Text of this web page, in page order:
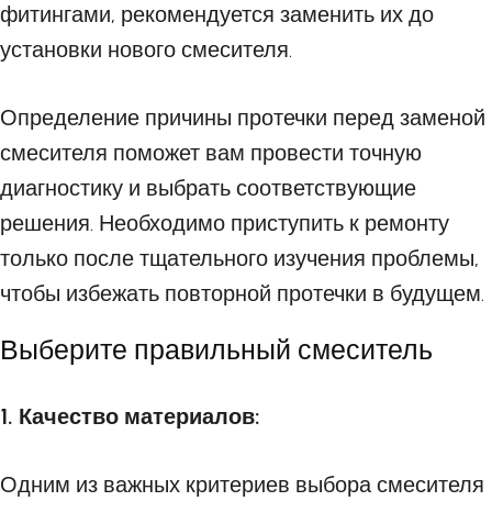
фитингами, рекомендуется заменить их до
установки нового смесителя.
Определение причины протечки перед заменой
смесителя поможет вам провести точную
диагностику и выбрать соответствующие
решения. Необходимо приступить к ремонту
только после тщательного изучения проблемы,
чтобы избежать повторной протечки в будущем.
Выберите правильный смеситель
1. Качество материалов:
Одним из важных критериев выбора смесителя